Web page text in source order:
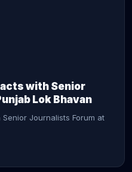
with Senior
Lok Bhavan
Journalists Forum at